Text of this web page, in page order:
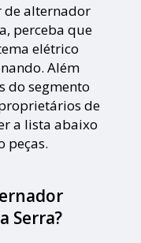
de alternador
perceba que
elétrico
Além
do segmento
de
a lista abaixo
peças.
Serra?